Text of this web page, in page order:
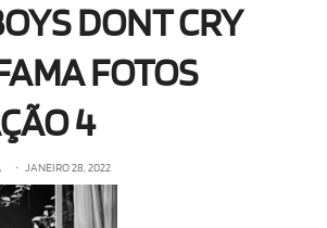
ISSO! EU QUERO!
DONT CRY
FOTOS
4
• JANEIRO 28, 2022